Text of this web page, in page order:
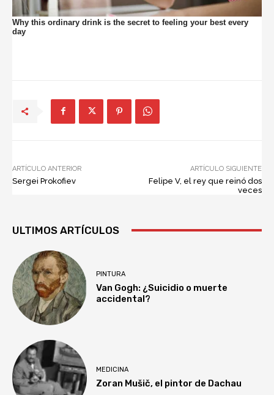
ARTÍCULO ANTERIOR
Sergei Prokofiev
ARTÍCULO SIGUIENTE
Felipe V, el rey que reinó dos
veces
ULTIMOS ARTÍCULOS
PINTURA
Van Gogh: ¿Suicidio o muerte
accidental?
MEDICINA
Zoran Mušič, el pintor de Dachau